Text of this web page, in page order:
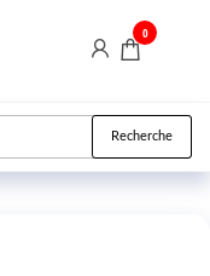
0
Recherche